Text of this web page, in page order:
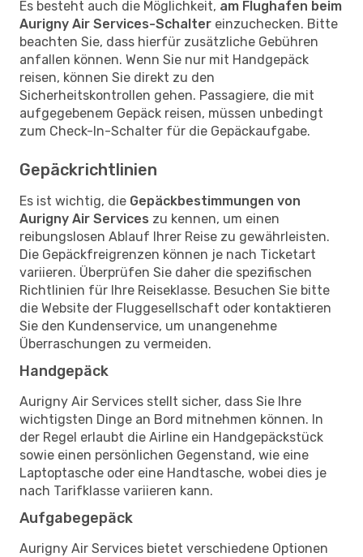
Es besteht auch die Möglichkeit, am Flughafen beim
Aurigny Air Services-Schalter einzuchecken. Bitte
beachten Sie, dass hierfür zusätzliche Gebühren
anfallen können. Wenn Sie nur mit Handgepäck
reisen, können Sie direkt zu den
Sicherheitskontrollen gehen. Passagiere, die mit
aufgegebenem Gepäck reisen, müssen unbedingt
zum Check-In-Schalter für die Gepäckaufgabe.
Gepäckrichtlinien
Es ist wichtig, die Gepäckbestimmungen von
Aurigny Air Services zu kennen, um einen
reibungslosen Ablauf Ihrer Reise zu gewährleisten.
Die Gepäckfreigrenzen können je nach Ticketart
variieren. Überprüfen Sie daher die spezifischen
Richtlinien für Ihre Reiseklasse. Besuchen Sie bitte
die Website der Fluggesellschaft oder kontaktieren
Sie den Kundenservice, um unangenehme
Überraschungen zu vermeiden.
Handgepäck
Aurigny Air Services stellt sicher, dass Sie Ihre
wichtigsten Dinge an Bord mitnehmen können. In
der Regel erlaubt die Airline ein Handgepäckstück
sowie einen persönlichen Gegenstand, wie eine
Laptoptasche oder eine Handtasche, wobei dies je
nach Tarifklasse variieren kann.
Aufgabegepäck
Aurigny Air Services bietet verschiedene Optionen